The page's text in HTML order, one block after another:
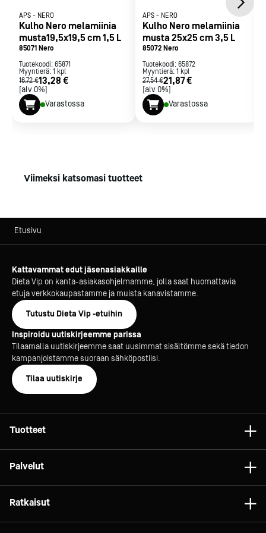
APS - NERO
Kulho Nero melamiinia
musta19,5x19,5 cm 1,5 L
85071 Nero
Tuotekoodi: 65871
Myyntierä: 1 kpl
16,72 €13,28 €
[alv 0%]
Varastossa
APS - NERO
Kulho Nero melamiinia
musta 25x25 cm 3,5 L
85072 Nero
Tuotekoodi: 65872
Myyntierä: 1 kpl
27,54 €21,87 €
[alv 0%]
Varastossa
Viimeksi katsomasi tuotteet
Etusivu
Kattavammat edut jäsenasiakkaille
Dieta Vip on kanta-asiakasohjelmamme, jolla saat huomattavia
etuja verkkokaupastamme ja muista kanavistamme.
Tutustu Dieta Vip -etuihin
Inspiroidu uutiskirjeemme parissa
Tilaamalla uutiskirjeemme saat uusimmat sisältömme sekä tiedon
kampanjoistamme suoraan sähköpostiisi.
Tilaa uutiskirje
Tuotteet
Tarvikkeet
Vaunut ja kalusteet
Palvelut
Konsultointi
Ratkaisut